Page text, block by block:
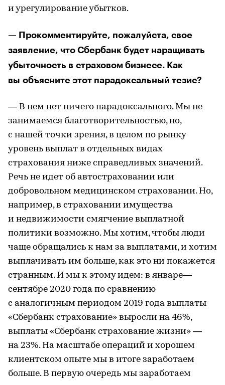
и урегулирование убытков.
— Прокомментируйте, пожалуйста, свое
заявление, что Сбербанк будет наращивать
убыточность в страховом бизнесе. Как
вы объясните этот парадоксальный тезис?
— В нем нет ничего парадоксального. Мы не
занимаемся благотворительностью, но,
с нашей точки зрения, в целом по рынку
уровень выплат в отдельных видах
страхования ниже справедливых значений.
Речь не идет об автостраховании или
добровольном медицинском страховании. Но,
например, в страховании имущества
и недвижимости смягчение выплатной
политики возможно. Мы хотим, чтобы люди
чаще обращались к нам за выплатами, и хотим
выплачивать им больше, как это ни покажется
странным. И мы к этому идем: в январе—
сентябре 2020 года по сравнению
с аналогичным периодом 2019 года выплаты
«Сбербанк страхование» выросли на 46%,
выплаты «Сбербанк страхование жизни» —
на 23%. На масштабе операций и хорошем
клиентском опыте мы в итоге заработаем
больше. В первую очередь мы заработаем